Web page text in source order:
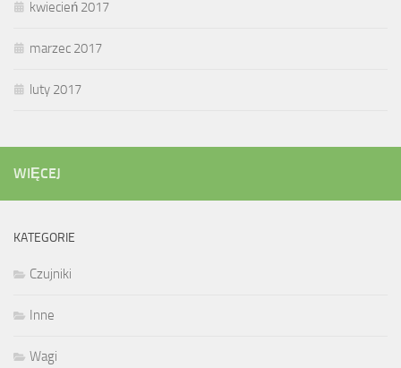
kwiecień 2017
marzec 2017
luty 2017
WIĘCEJ
KATEGORIE
Czujniki
Inne
Wagi